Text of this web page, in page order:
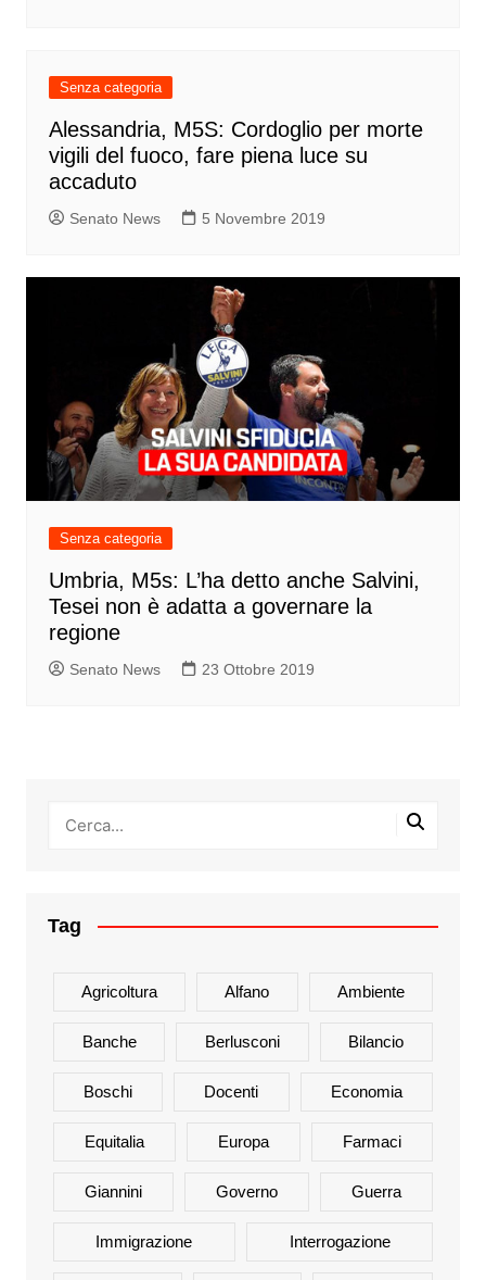
Senza categoria
Alessandria, M5S: Cordoglio per morte
vigili del fuoco, fare piena luce su
accaduto
Senato News 5 Novembre 2019
Senza categoria
Umbria, M5s: L’ha detto anche Salvini,
Tesei non è adatta a governare la
regione
Senato News 23 Ottobre 2019
Tag
Agricoltura Alfano Ambiente
Banche Berlusconi Bilancio
Boschi Docenti Economia
Equitalia Europa Farmaci
Giannini Governo Guerra
Immigrazione Interrogazione